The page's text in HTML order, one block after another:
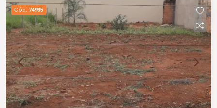
Cód. 74935